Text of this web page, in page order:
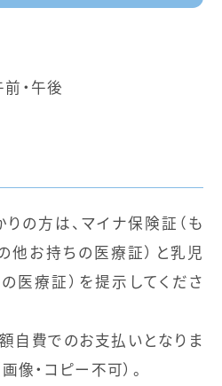
・午後
の方は、マイナ保険証（も
他お持ちの医療証）と乳児
医療証）を提示してくださ
自費でのお支払いとなりま
像・コピー不可）。